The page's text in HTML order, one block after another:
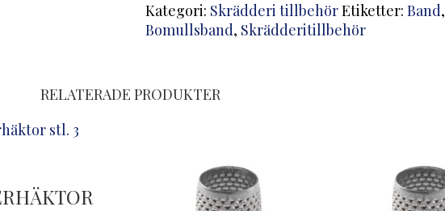
Kategori: Skrädderi tillbehörEtiketter: Band,
Bomullsband, Skrädderitillbehör
RELATERADE PRODUKTER